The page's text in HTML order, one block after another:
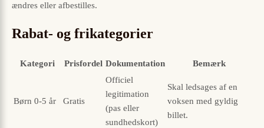
ændres eller afbestilles.
Rabat- og frikategorier
Kategori Prisfordel Dokumentation Bemærk
Børn 0-5 år Gratis
Officiel
legitimation
(pas eller
sundhedskort)
Skal ledsages af en
voksen med gyldig
billet.